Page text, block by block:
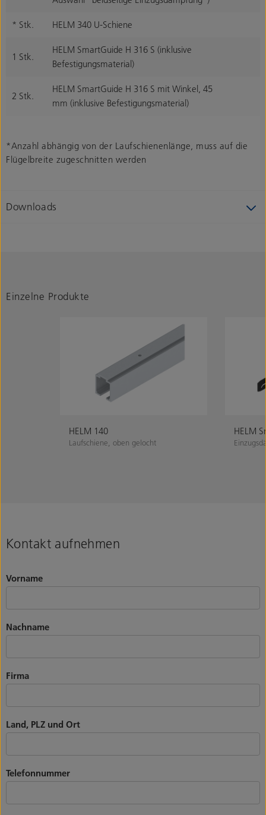
* Stk. HELM 340 U-Schiene
1 Stk.
HELM SmartGuide H 316 S (inklusive
Befestigungsmaterial)
2 Stk.
HELM SmartGuide H 316 S mit Winkel, 45
mm (inklusive Befestigungsmaterial)
*Anzahl abhängig von der Laufschienenlänge, muss auf die
Flügelbreite zugeschnitten werden
Downloads
Einzelne Produkte
HELM 140
Laufschiene, oben gelocht
HELM
Kontakt aufnehmen
Vorname
Nachname
Firma
Land, PLZ und Ort
Telefonnummer